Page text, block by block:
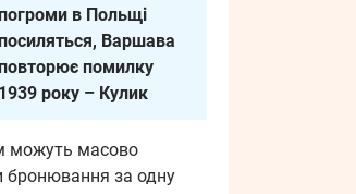
в Польщі
Варшава
помилку
1939 року – Кулик
можуть масово
бронювання за одну